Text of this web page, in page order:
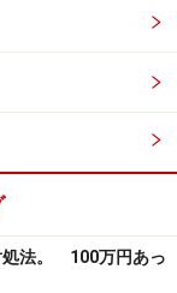
ています。
」の表示が
をご確認くださ
おり、特定の金融
。
身の責任において
処法。 100万円あっ